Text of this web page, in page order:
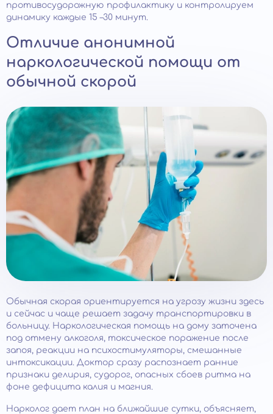
противосудорожную профилактику и контролируем
динамику каждые 15 –30 минут.
Отличие анонимной
наркологической помощи от
обычной скорой
Обычная скорая ориентируется на угрозу жизни здесь
и сейчас и чаще решает задачу транспортировки в
больницу. Наркологическая помощь на дому заточена
под отмену алкоголя, токсическое поражение после
запоя, реакции на психостимуляторы, смешанные
интоксикации. Доктор сразу распознает ранние
признаки делирия, судорог, опасных сбоев ритма на
фоне дефицита калия и магния.
Нарколог дает план на ближайшие сутки, объясняет,